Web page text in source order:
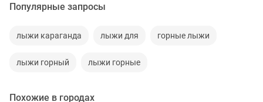
Популярные запросы
лыжи караганда лыжи для горные лыжи
лыжи горный лыжи горные
Похожие в городах